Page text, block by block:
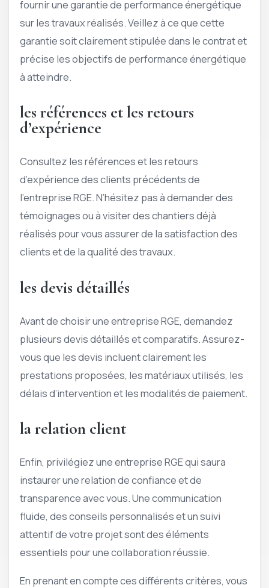
fournir une garantie de performance énergétique
sur les travaux réalisés. Veillez à ce que cette
garantie soit clairement stipulée dans le contrat et
précise les objectifs de performance énergétique
à atteindre.
les références et les retours
d’expérience
Consultez les références et les retours
d’expérience des clients précédents de
l’entreprise RGE. N’hésitez pas à demander des
témoignages ou à visiter des chantiers déjà
réalisés pour vous assurer de la satisfaction des
clients et de la qualité des travaux.
les devis détaillés
Avant de choisir une entreprise RGE, demandez
plusieurs devis détaillés et comparatifs. Assurez-
vous que les devis incluent clairement les
prestations proposées, les matériaux utilisés, les
délais d’intervention et les modalités de paiement.
la relation client
Enfin, privilégiez une entreprise RGE qui saura
instaurer une relation de confiance et de
transparence avec vous. Une communication
fluide, des conseils personnalisés et un suivi
attentif de votre projet sont des éléments
essentiels pour une collaboration réussie.
En prenant en compte ces différents critères, vous